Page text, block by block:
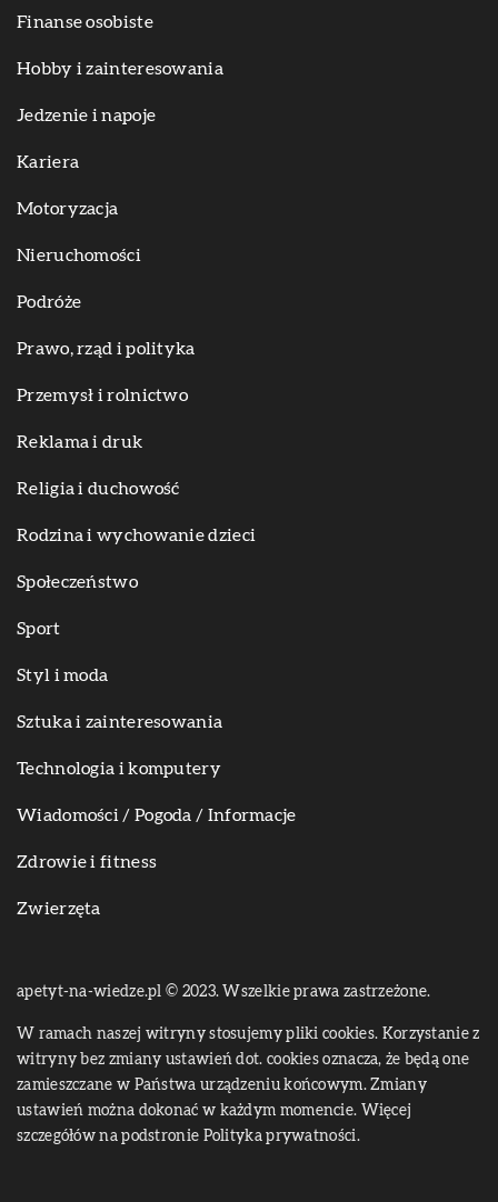
Finanse osobiste
Hobby i zainteresowania
Jedzenie i napoje
Kariera
Motoryzacja
Nieruchomości
Podróże
Prawo, rząd i polityka
Przemysł i rolnictwo
Reklama i druk
Religia i duchowość
Rodzina i wychowanie dzieci
Społeczeństwo
Sport
Styl i moda
Sztuka i zainteresowania
Technologia i komputery
Wiadomości / Pogoda / Informacje
Zdrowie i fitness
Zwierzęta
apetyt-na-wiedze.pl © 2023. Wszelkie prawa zastrzeżone.
W ramach naszej witryny stosujemy pliki cookies. Korzystanie z
witryny bez zmiany ustawień dot. cookies oznacza, że będą one
zamieszczane w Państwa urządzeniu końcowym. Zmiany
ustawień można dokonać w każdym momencie. Więcej
szczegółów na podstronie Polityka prywatności.